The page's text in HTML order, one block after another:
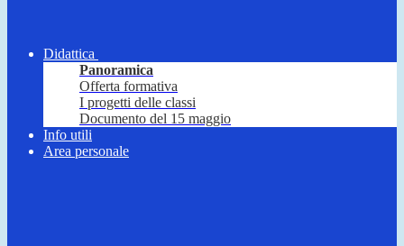
Didattica
Panoramica
Offerta formativa
I progetti delle classi
Documento del 15 maggio
Info utili
Area personale